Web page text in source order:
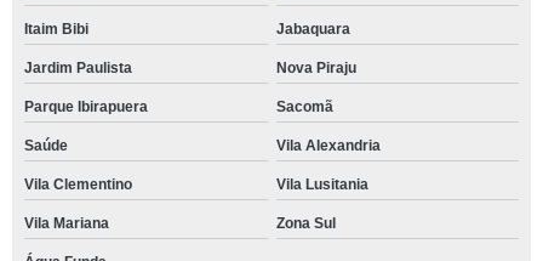
Itaim Bibi Jabaquara
Jardim Paulista Nova Piraju
Parque Ibirapuera Sacomã
Saúde Vila Alexandria
Vila Clementino Vila Lusitania
Vila Mariana Zona Sul